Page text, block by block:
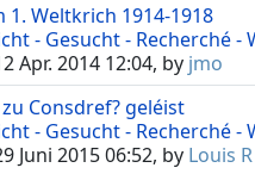
1. Weltkrich 1914-1918
- Gesucht - Recherché -
Apr. 2014 12:04, by jmo
Consdref? geléist
- Gesucht - Recherché -
Juni 2015 06:52, by Louis R